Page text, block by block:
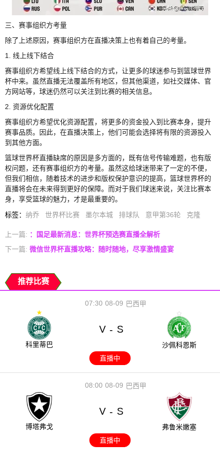
三、赛事组织方考量
除了上述原因，赛事组织方在直播决策上也有着自己的考量。
1. 线上线下结合
赛事组织方希望线上线下结合的方式，让更多的球迷参与到篮球世界
杯中来。虽然直播无法覆盖所有地区，但其他渠道，如社交媒体、官
方网站等，球迷仍然可以关注到比赛的相关信息。
2. 资源优化配置
赛事组织方希望优化资源配置，将更多的资金投入到比赛本身，提升
赛事品质。因此，在直播决策上，他们可能会选择将有限的资源投入
到其他方面。
篮球世界杯直播缺席的原因是多方面的，既有信号传输难题，也有版
权问题，还有赛事组织方的考量。虽然这给球迷带来了一定的不便，
但我们相信，随着技术的进步和版权保护意识的提高，篮球世界杯的
直播将会在未来得到更好的保障。而对于我们球迷来说，关注比赛本
身，享受篮球的魅力，才是最重要的。
标签： 纳乔 世界杯比赛 墨尔本城 排球队 意甲第36轮 克隆
上一篇: ：国足最新消息：世界杯预选赛直播全解析
下一篇: 微信世界杯直播攻略：随时随地，尽享激情盛宴
推荐比赛
08-09
07:30 巴西甲
科里蒂巴
V - S
沙佩科恩斯
直播中
08-09
08:00 巴西甲
博塔弗戈
V - S
弗鲁米嫩塞
直播中